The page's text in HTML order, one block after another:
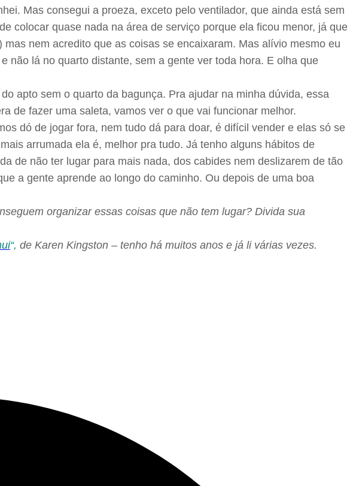
Mas consegui a proeza, exceto pelo ventilador, que ainda está sem
colocar quase nada na área de serviço porque ela ficou menor, já que
nem acredito que as coisas se encaixaram. Mas alívio mesmo eu
não lá no quarto distante, sem a gente ver toda hora. E olha que
apto sem o quarto da bagunça. Pra ajudar na minha dúvida, essa
de fazer uma saleta, vamos ver o que vai funcionar melhor.
dó de jogar fora, nem tudo dá para doar, é difícil vender e elas só se
arrumada ela é, melhor pra tudo. Já tenho alguns hábitos de
de não ter lugar para mais nada, dos cabides nem deslizarem de tão
a gente aprende ao longo do caminho. Ou depois de uma boa
organizar essas coisas que não tem lugar? Divida sua
“, de Karen Kingston – tenho há muitos anos e já li várias vezes.